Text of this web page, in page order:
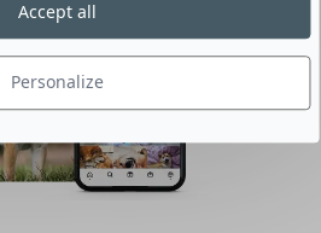
Personalize
Accept all